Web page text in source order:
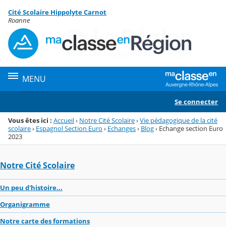
Menu de la rubrique
Contenu
Cité Scolaire Hippolyte Carnot
Roanne
MENU
Se connecter
Vous êtes ici : Accueil› Notre Cité Scolaire›Vie pédagogique de la cité
scolaire› Espagnol Section Euro › Echanges› Blog› Echange section Euro
2023
Notre Cité Scolaire
Un peu d'histoire...
Organigramme
Notre carte des formations